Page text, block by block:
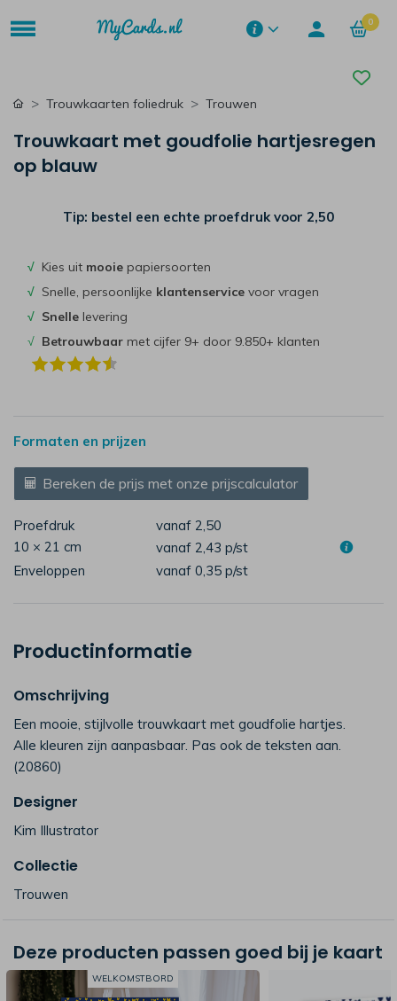
0
Trouwkaarten foliedruk Trouwen
Trouwkaart met goudfolie hartjesregen
op blauw
Tip: bestel een echte proefdruk voor 2,50
√ Kies uit mooie papiersoorten
√ Snelle, persoonlijke klantenservice voor vragen
√ Snelle levering
√ Betrouwbaar met cijfer 9+ door 9.850+ klanten
Formaten en prijzen
Bereken de prijs met onze prijscalculator
Proefdruk
vanaf 2,50
10 × 21 cm
vanaf 2,43 p/st
Enveloppen
vanaf 0,35 p/st
Productinformatie
Omschrijving
Een mooie, stijlvolle trouwkaart met goudfolie hartjes.
Alle kleuren zijn aanpasbaar. Pas ook de teksten aan.
(20860)
Designer
Kim Illustrator
Collectie
Trouwen
Deze producten passen goed bij je kaart
WELKOMSTBORD